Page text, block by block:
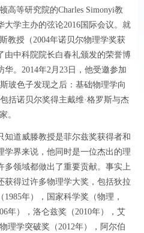
等研究院的Charles Simonyi教
学主办的弦论2016国际会议。就
教授（2004年诺贝尔物理学奖获
由中科院院长白春礼颁发的荣誉博
。2014年2月23日，他受邀参加
玻色子发现之后：基础物理学向
括诺贝尔奖得主戴维·格罗斯与杰
。
道威滕教授是菲尔兹奖获得者和
学界来说，他同时是一位杰出的理
多领域都做出了重要贡献。事实上
获得过许多物理学大奖，包括狄拉
年），国家科学奖（物理，
年），洛仑兹奖（2010年），艾
理学突破奖（2012年），阿尔伯